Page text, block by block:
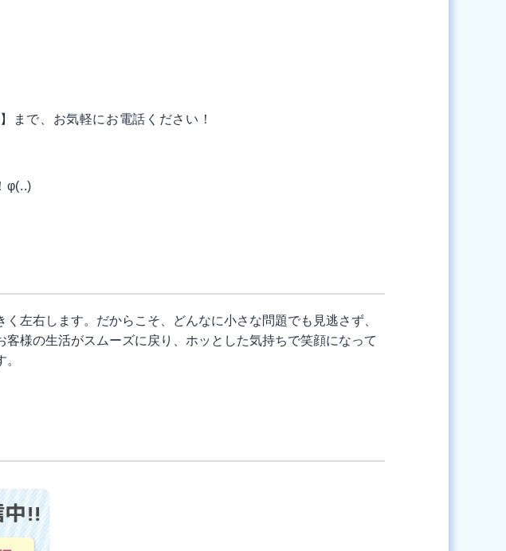
まで、お気軽にお電話ください！
φ(..)
左右します。だからこそ、どんなに小さな問題でも見逃さず、
様の生活がスムーズに戻り、ホッとした気持ちで笑顔になって